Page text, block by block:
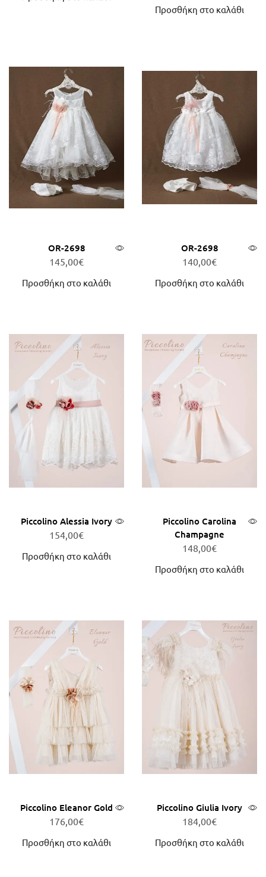
Προσθήκη στο καλάθι
OR-2698
145,00€
Προσθήκη στο καλάθι
OR-2698
140,00€
Προσθήκη στο καλάθι
Piccolino Alessia Ivory
154,00€
Προσθήκη στο καλάθι
Piccolino Carolina
Champagne
148,00€
Προσθήκη στο καλάθι
Piccolino Eleanor Gold
176,00€
Προσθήκη στο καλάθι
Piccolino Giulia Ivory
184,00€
Προσθήκη στο καλάθι